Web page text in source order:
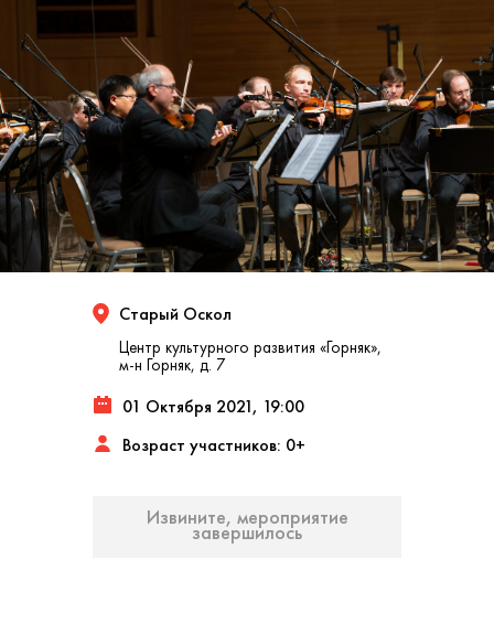
Старый Оскол
Центр культурного развития «Горняк»,
м-н Горняк, д. 7
01 Октября 2021, 19:00
Возраст участников: 0+
Извините, мероприятие
завершилось